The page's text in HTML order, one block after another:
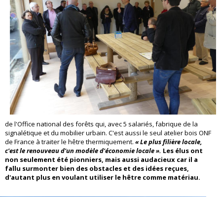
de l'Office national des forêts qui, avec 5 salariés, fabrique de la
signalétique et du mobilier urbain. C'est aussi le seul atelier bois ONF
de France à traiter le hêtre thermiquement. « Le plus filière locale,
c'est le renouveau d'un modèle d'économie locale ». Les élus ont
non seulement été pionniers, mais aussi audacieux car il a
fallu surmonter bien des obstacles et des idées reçues,
d'autant plus en voulant utiliser le hêtre comme matériau.